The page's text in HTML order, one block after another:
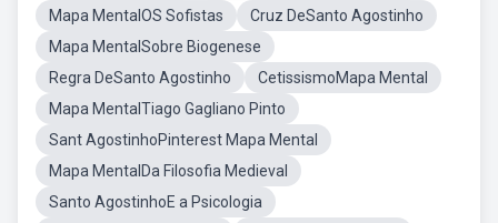
Mapa MentalOS Sofistas
Cruz DeSanto Agostinho
Mapa MentalSobre Biogenese
Regra DeSanto Agostinho
CetissismoMapa Mental
Mapa MentalTiago Gagliano Pinto
Sant AgostinhoPinterest Mapa Mental
Mapa MentalDa Filosofia Medieval
Santo AgostinhoE a Psicologia